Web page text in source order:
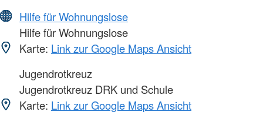
Hilfe für Wohnungslose
Hilfe für Wohnungslose
Karte: Link zur Google Maps Ansicht
Jugendrotkreuz
Jugendrotkreuz DRK und Schule
Karte: Link zur Google Maps Ansicht